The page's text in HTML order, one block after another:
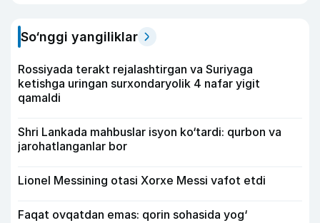
So‘nggi yangiliklar
Rossiyada terakt rejalashtirgan va Suriyaga
ketishga uringan surxondaryolik 4 nafar yigit
qamaldi
Shri Lankada mahbuslar isyon ko‘tardi: qurbon va
jarohatlanganlar bor
Lionel Messining otasi Xorxe Messi vafot etdi
Faqat ovqatdan emas: qorin sohasida yog‘